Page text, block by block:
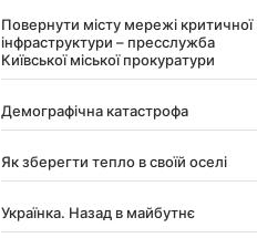
Повернути місту мережі критичної
інфраструктури – пресслужба
Київської міської прокуратури
Демографічна катастрофа
Як зберегти тепло в своїй оселі
Українка. Назад в майбутнє